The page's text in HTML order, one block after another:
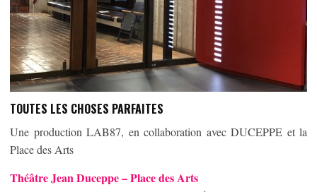
TOUTES LES CHOSES PARFAITES
Une production LAB87, en collaboration avec DUCEPPE et la
Place des Arts
Théâtre Jean Duceppe – Place des Arts